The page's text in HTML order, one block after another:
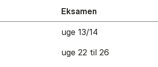
Eksamen
uge 13/14
uge 22 til 26